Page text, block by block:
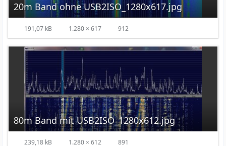
20m Band ohne USB2ISO_1280x617.jpg
191,07 kB 1.280 × 617 912
80m Band mit USB2ISO_1280x612.jpg
239,18 kB 1.280 × 612 891